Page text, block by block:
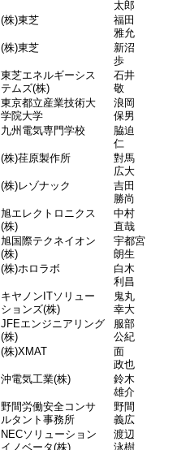
太郎
(株)東芝
福田
雅允
(株)東芝
新沼
歩
東芝エネルギーシス
テムズ(株)
石井
敬
東京都立産業技術大
学院大学
浪岡
保男
九州電気専門学校
脇迫
仁
(株)荏原製作所
對馬
広大
(株)レゾナック
吉田
勝尚
旭エレクトロニクス
(株)
中村
直哉
旭国際テクネイオン
(株)
宇都宮
朗生
(株)ホロラボ
白木
利昌
キヤノンITソリュー
ションズ(株)
鬼丸
幸大
JFEエンジニアリング
(株)
服部
公紀
(株)XMAT
面
政也
沖電気工業(株)
鈴木
雄介
野間労働安全コンサ
ルタント事務所
野間
義広
NECソリューション
渡辺